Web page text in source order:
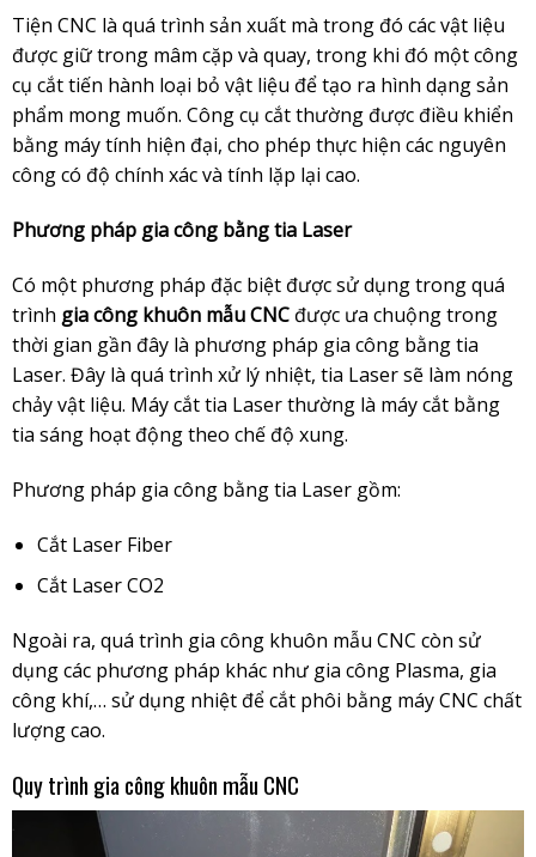
Tiện CNC là quá trình sản xuất mà trong đó các vật liệu
được giữ trong mâm cặp và quay, trong khi đó một công
cụ cắt tiến hành loại bỏ vật liệu để tạo ra hình dạng sản
phẩm mong muốn. Công cụ cắt thường được điều khiển
bằng máy tính hiện đại, cho phép thực hiện các nguyên
công có độ chính xác và tính lặp lại cao.
Phương pháp gia công bằng tia Laser
Có một phương pháp đặc biệt được sử dụng trong quá
trình gia công khuôn mẫu CNCđược ưa chuộng trong
thời gian gần đây là phương pháp gia công bằng tia
Laser. Đây là quá trình xử lý nhiệt, tia Laser sẽ làm nóng
chảy vật liệu. Máy cắt tia Laser thường là máy cắt bằng
tia sáng hoạt động theo chế độ xung.
Phương pháp gia công bằng tia Laser gồm:
Cắt Laser Fiber
Cắt Laser CO2
Ngoài ra, quá trình gia công khuôn mẫu CNC còn sử
dụng các phương pháp khác như gia công Plasma, gia
công khí,… sử dụng nhiệt để cắt phôi bằng máy CNC chất
lượng cao.
Quy trình gia công khuôn mẫu CNC